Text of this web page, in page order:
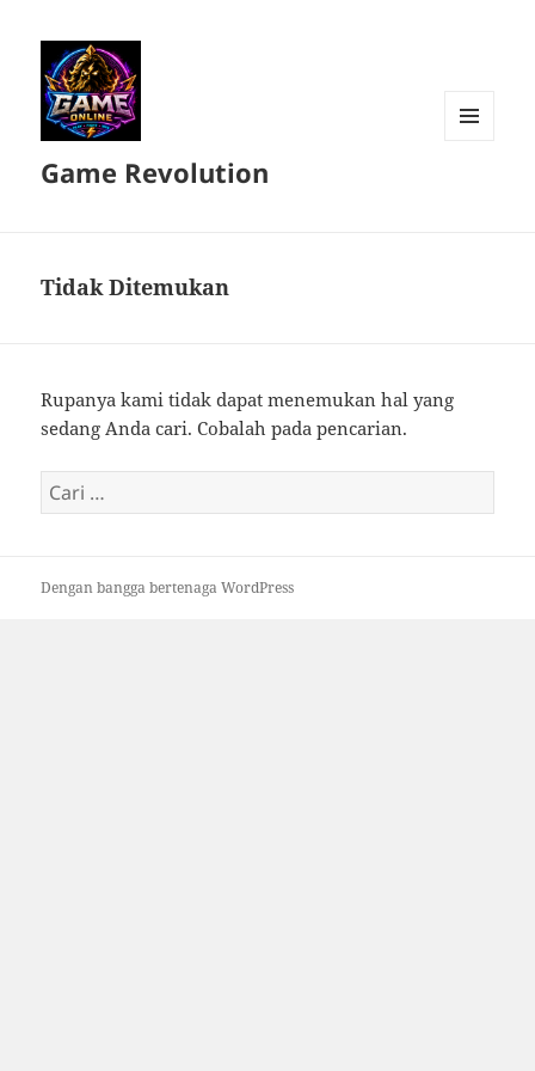
Game Revolution
Tidak Ditemukan
Rupanya kami tidak dapat menemukan hal yang
sedang Anda cari. Cobalah pada pencarian.
Cari
untuk:
Dengan bangga bertenaga WordPress